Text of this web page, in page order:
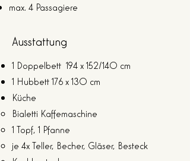
max. 4 Passagiere
Ausstattung
1 Doppelbett 194 x 152/140 cm
1 Hubbett 176 x 130 cm
Küche
Bialetti Kaffemaschine
1 Topf, 1 Pfanne
je 4x Teller, Becher, Gläser, Besteck